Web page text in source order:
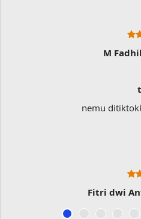
M Fadhil
nemu
Fitri dwi